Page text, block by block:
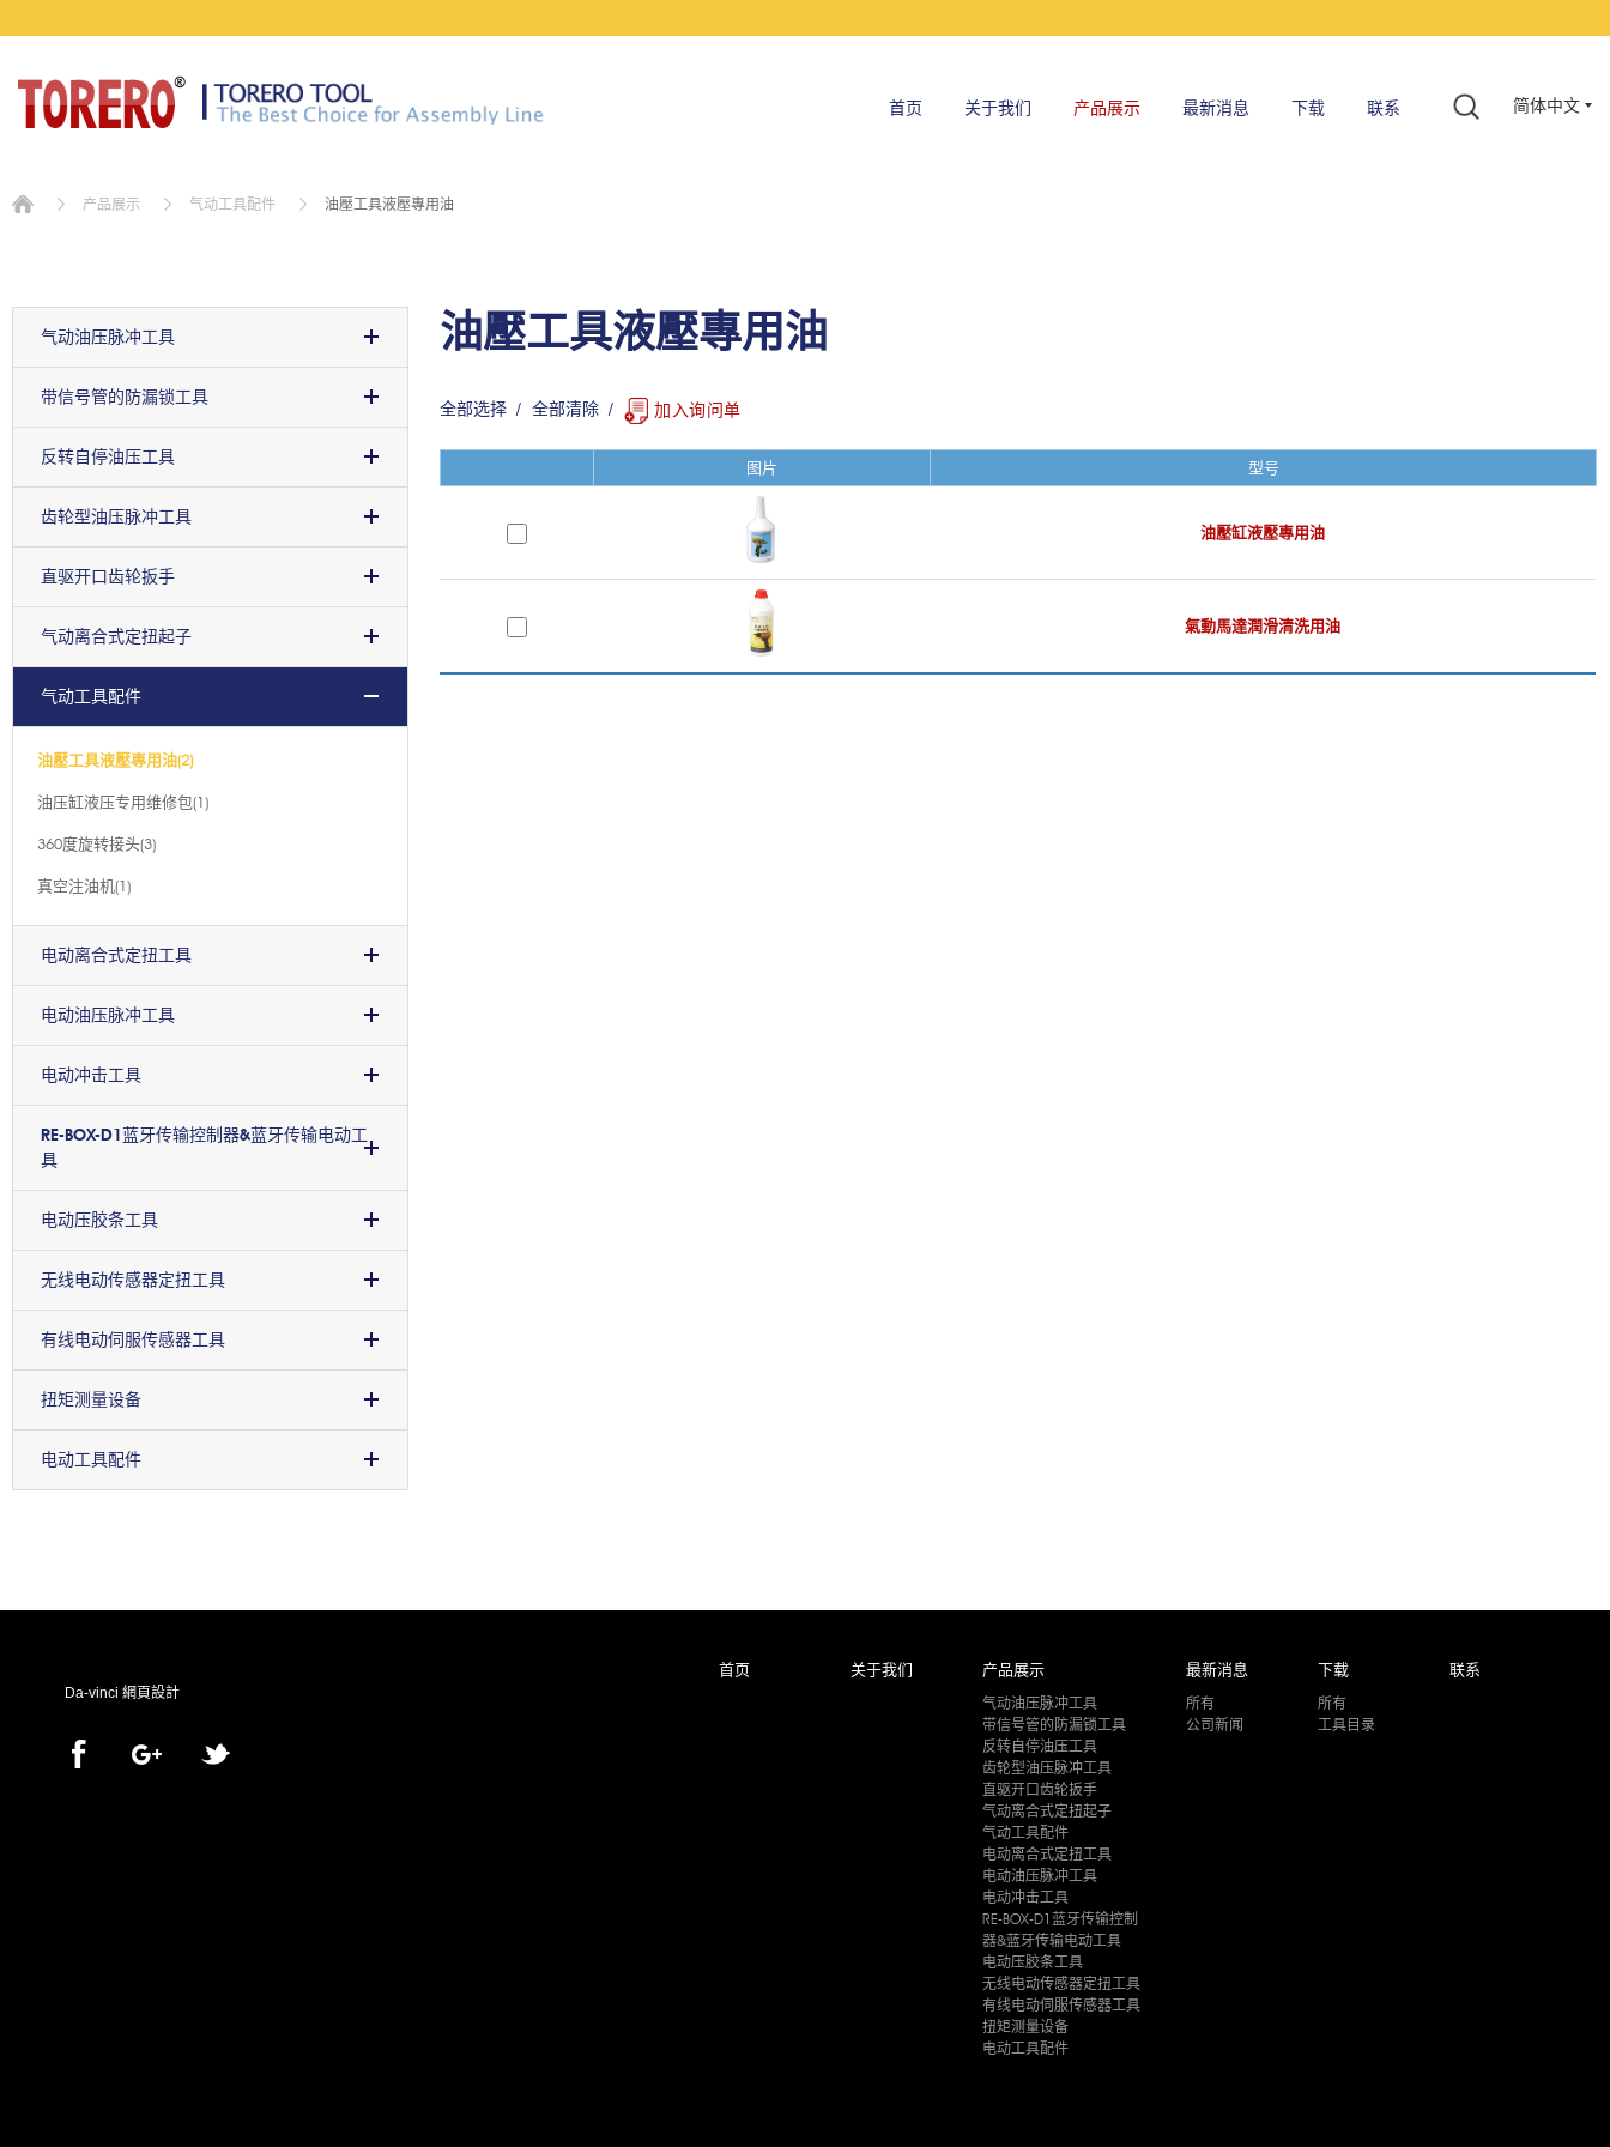
简体中文
首页 关于我们 产品展示 最新消息 下载 联系
产品展示 气动工具配件 油壓工具液壓專用油
油壓工具液壓專用油
全部选择 全部清除 加入询问单
图片 型号
油壓缸液壓專用油
氣動馬達潤滑清洗用油
气动油压脉冲工具
带信号管的防漏锁工具
反转自停油压工具
齿轮型油压脉冲工具
直驱开口齿轮扳手
气动离合式定扭起子
气动工具配件
油壓工具液壓專用油(2)
油压缸液压专用维修包(1)
360度旋转接头(3)
真空注油机(1)
电动离合式定扭工具
电动油压脉冲工具
电动冲击工具
RE-BOX-D1蓝牙传输控制器&蓝牙传输电动工
具
电动压胶条工具
无线电动传感器定扭工具
有线电动伺服传感器工具
扭矩测量设备
电动工具配件
首页 关于我们 产品展示
气动油压脉冲工具
带信号管的防漏锁工具
反转自停油压工具
齿轮型油压脉冲工具
直驱开口齿轮扳手
气动离合式定扭起子
气动工具配件
电动离合式定扭工具
电动油压脉冲工具
电动冲击工具
RE-BOX-D1蓝牙传输控制
器&蓝牙传输电动工具
电动压胶条工具
无线电动传感器定扭工具
有线电动伺服传感器工具
扭矩测量设备
电动工具配件
最新消息
所有
公司新闻
下载
所有
工具目录
联系
Da-vinci 網頁設計